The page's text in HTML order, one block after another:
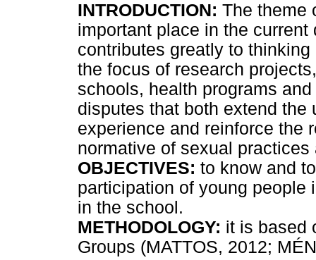
INTRODUCTION: The theme
important place in the
contributes greatly to
the focus of research
schools, health programs
disputes that both extend
experience and reinforce the
normative of sexual practices
OBJECTIVES: to know and
participation of young people
in the school.
METHODOLOGY: it is based
Groups (MATTOS, 2012;